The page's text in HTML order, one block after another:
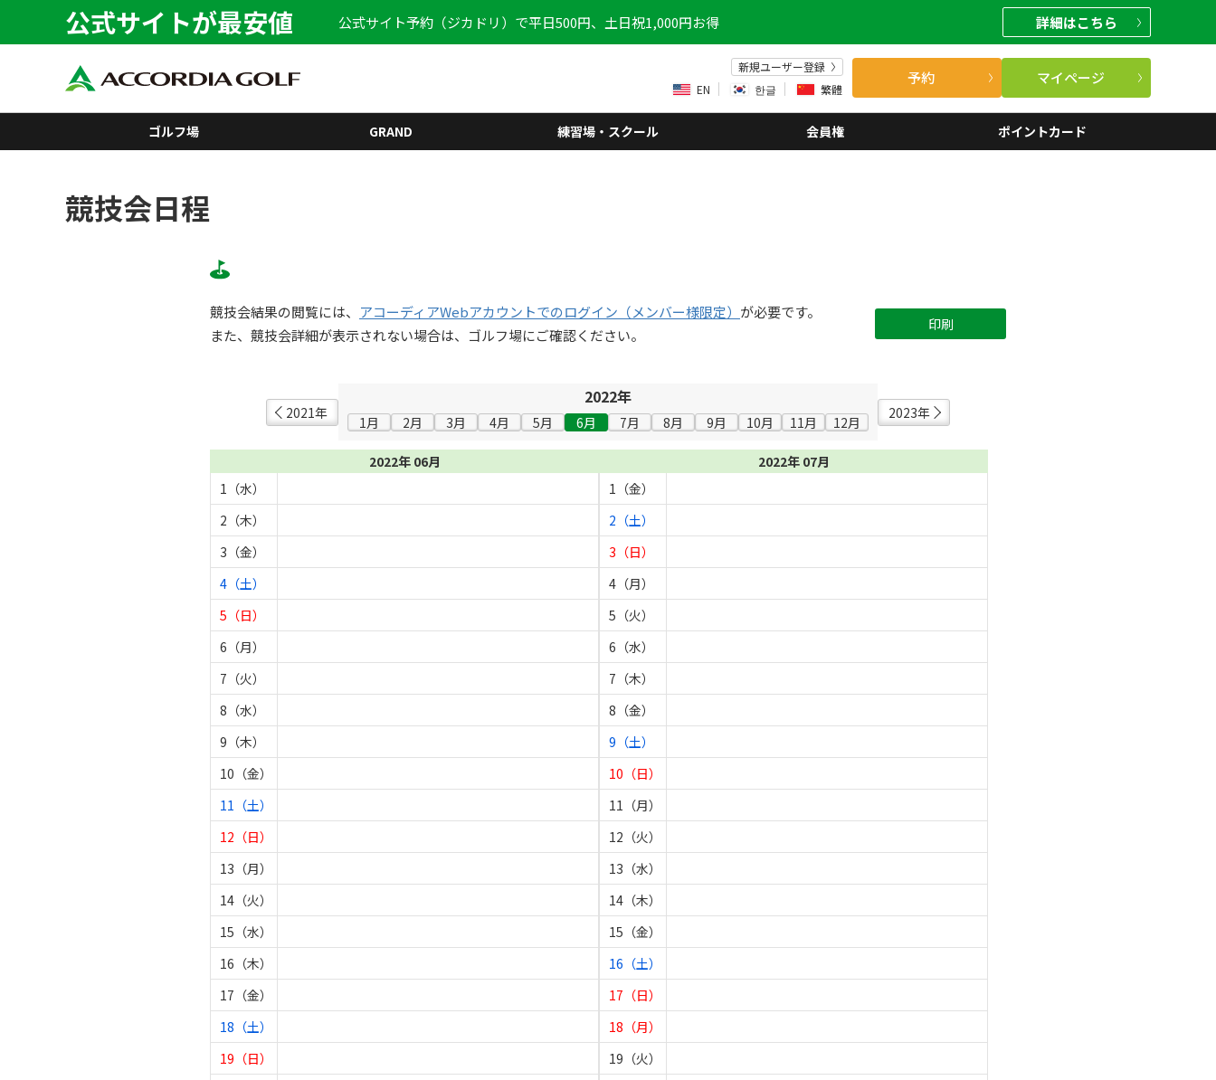
公式サイトが最安値 公式サイト予約（ジカドリ）で平日500円、土日祝1,000円お得 詳細はこちら
新規ユーザー登録
EN
한글 繁體
予約 マイページ
ゴルフ場 GRAND 練習場・スクール 会員権 ポイントカード
競技会日程
競技会結果の閲覧には、 アコーディアWebアカウントでのログイン（メンバー様限定） が必要です。
また、競技会詳細が表示されない場合は、ゴルフ場にご確認ください。
印刷
2021年
2022年
1月 2月 3月 4月 5月 6月 7月 8月 9月 10月 11月 12月
2023年
2022年 06月
1（水）
2（木）
3（金）
4（土）
5（日）
6（月）
7（火）
8（水）
9（木）
10（金）
11（土）
12（日）
13（月）
14（火）
15（水）
16（木）
17（金）
18（土）
19（日）
2022年 07月
1（金）
2（土）
3（日）
4（月）
5（火）
6（水）
7（木）
8（金）
9（土）
10（日）
11（月）
12（火）
13（水）
14（木）
15（金）
16（土）
17（日）
18（月）
19（火）